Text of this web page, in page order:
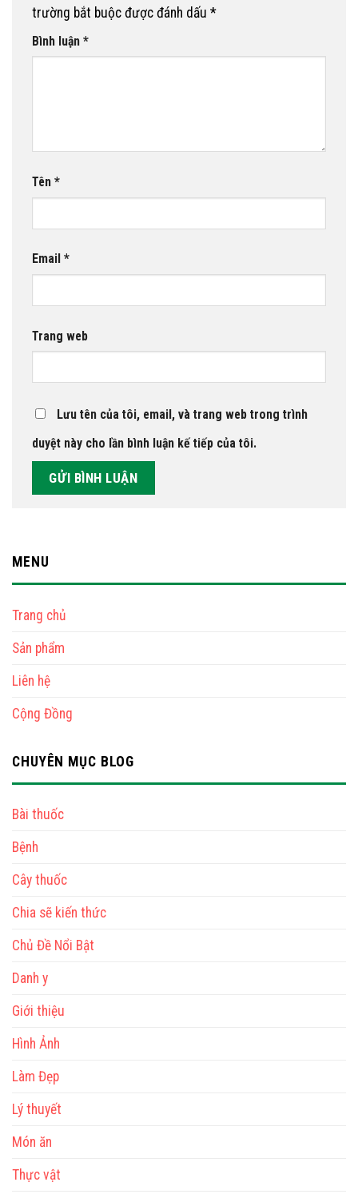
trường bắt buộc được đánh dấu *
Bình luận *
Tên *
Email *
Trang web
Lưu tên của tôi, email, và trang web trong trình
duyệt này cho lần bình luận kế tiếp của tôi.
MENU
Trang chủ
Sản phẩm
Liên hệ
Cộng Đồng
CHUYÊN MỤC BLOG
Bài thuốc
Bệnh
Cây thuốc
Chia sẽ kiến thức
Chủ Đề Nổi Bật
Danh y
Giới thiệu
Hình Ảnh
Làm Đẹp
Lý thuyết
Món ăn
Thực vật